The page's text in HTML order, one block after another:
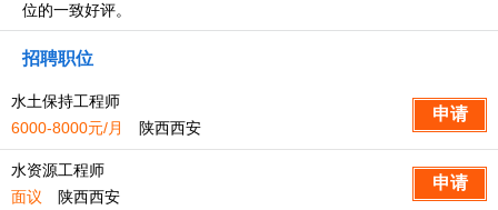
位的一致好评。
招聘职位
水土保持工程师
6000-8000元/月
陕西西安
水资源工程师
面议
陕西西安